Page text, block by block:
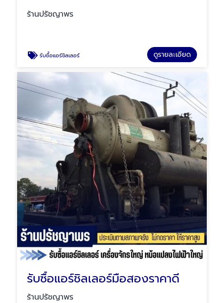
ร้านปรัชญาพร
รับซื้อแอร์ชิลเลอร์ ดูรายละเอียด
รับซื้อแอร์ชิลเลอร์มือสองราคาดี
ร้านปรัชญาพร